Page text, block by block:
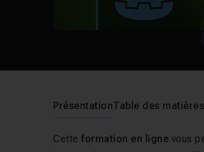
PrésentationTable des matières
Cetteformation en ligne vous